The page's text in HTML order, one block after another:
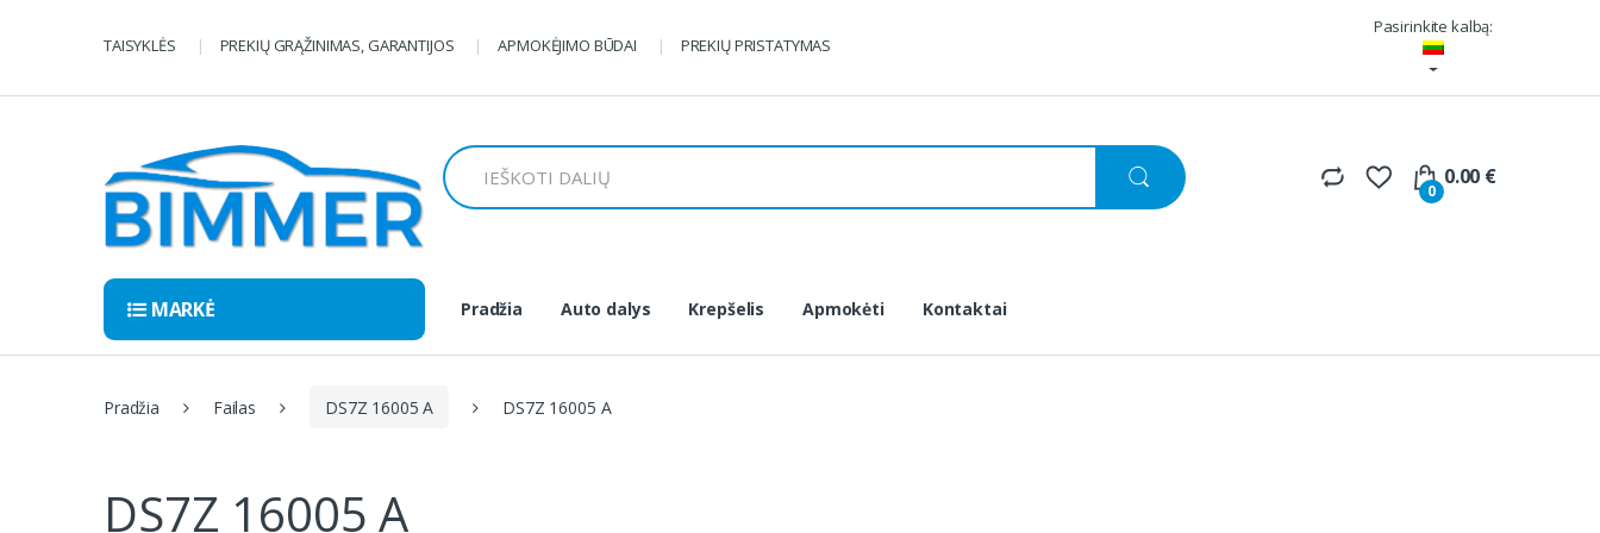
TAISYKLĖS PREKIŲ GRĄŽINIMAS, GARANTIJOS APMOKĖJIMO BŪDAI PREKIŲ PRISTATYMAS
Pasirinkite kalbą:
Ieškoti:
0
0.00 €
MARKĖ Pradžia Auto dalys Krepšelis Apmokėti Kontaktai
Pradžia Failas DS7Z 16005 A DS7Z 16005 A
DS7Z 16005 A